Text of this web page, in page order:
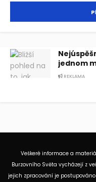
jednom
REKLAMA
Veškeré informace a
Burzovního Světa vycházejí z
jejich zpracování je